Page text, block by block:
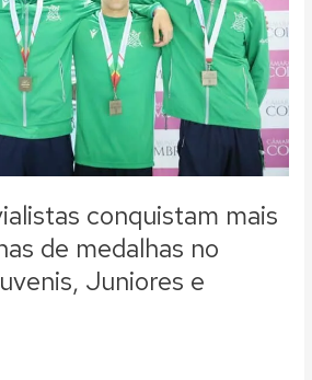
conquistam mais
de medalhas no
Juniores e